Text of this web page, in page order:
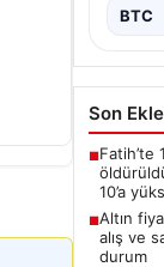
BTC
Son
■Fatih’te
10’a
■Altın
alış ve
durum